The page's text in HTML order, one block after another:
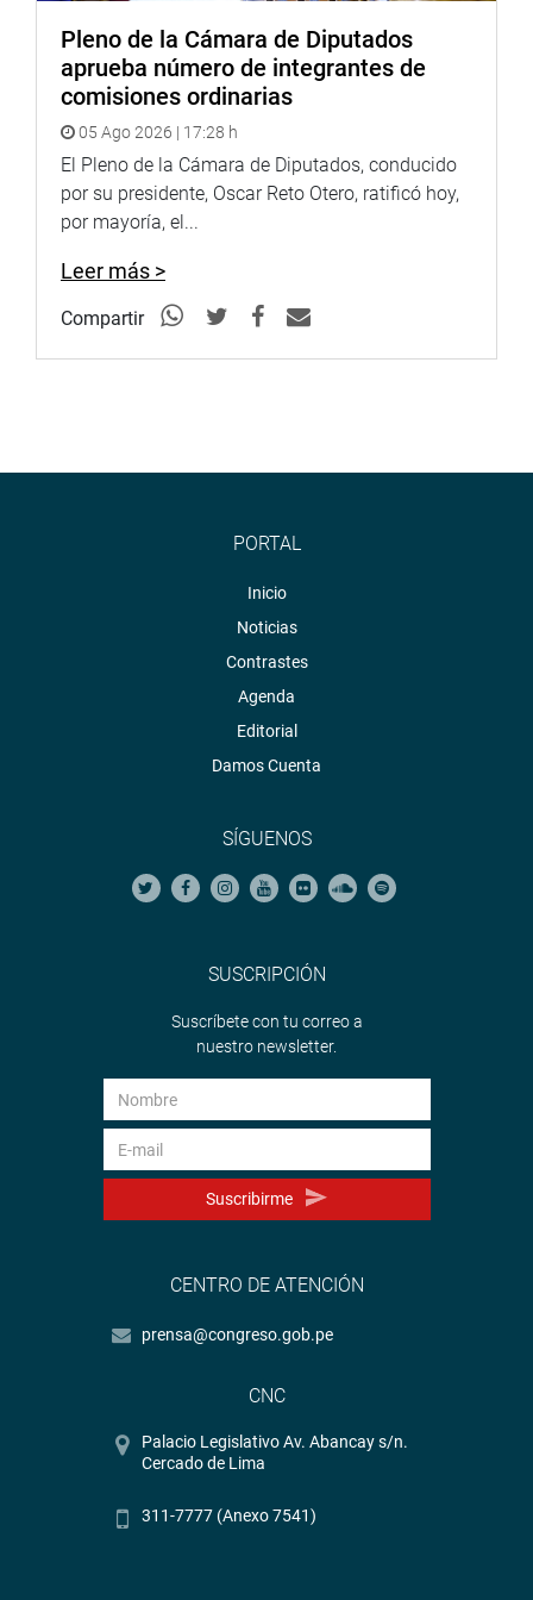
Puede encontrar más información en nuestra página web
y redes sociales.http://www.congreso.gob.pe/Facebook:
https://www.facebook.com/congresodelarepublicadelperu?
fref=ts Twitter: https://twitter.com/congresoperu
Facebook:https://goo.gl/s5t7XN
Twitter: https://goo.gl/iMywRR
Pleno de la Cámara de Diputados
aprueba número de integrantes de
comisiones ordinarias
05 Ago 2026 | 17:28 h
El Pleno de la Cámara de Diputados, conducido
por su presidente, Oscar Reto Otero, ratificó hoy,
por mayoría, el...
Leer más >
Compartir
PORTAL
Inicio
Noticias
Contrastes
Agenda
Editorial
Damos Cuenta
SÍGUENOS
SUSCRIPCIÓN
Suscríbete con tu correo a
nuestro newsletter.
Suscribirme
CENTRO DE ATENCIÓN
prensa@congreso.gob.pe
CNC
Palacio Legislativo Av. Abancay s/n.
Cercado de Lima
311-7777 (Anexo 7541)